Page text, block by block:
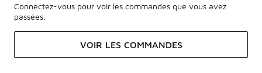
Connectez-vous pour voir les commandes que vous avez
passées.
VOIR LES COMMANDES